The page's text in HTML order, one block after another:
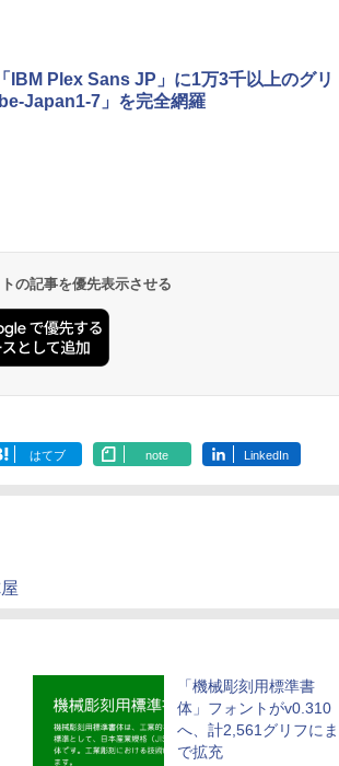
IBM Plex Sans JP」に1万3千以上のグリ
Japan1-7」を完全網羅
の記事を優先表示させる
はてブ note LinkedIn
「機械彫刻用標準書
体」フォントがv0.310
へ、計2,561グリフにま
で拡充